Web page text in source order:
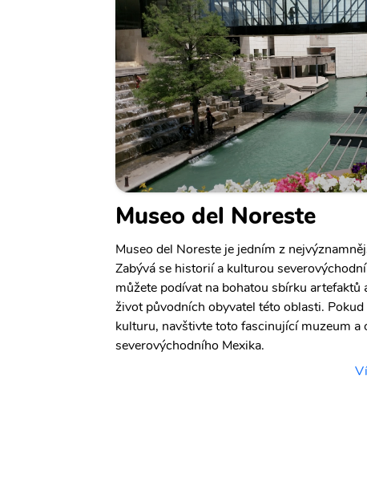
Museo del Noreste
Museo del Noreste je jedním z
Zabývá se historií a kulturou
můžete podívat na bohatou sbírku
život původních obyvatel této oblasti.
kulturu, navštivte toto fascinující muzeum a
severovýchodního Mexika.